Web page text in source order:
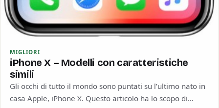
MIGLIORI
iPhone X – Modelli con caratteristiche
simili
Gli occhi di tutto il mondo sono puntati su l’ultimo nato in
casa Apple, iPhone X. Questo articolo ha lo scopo di…